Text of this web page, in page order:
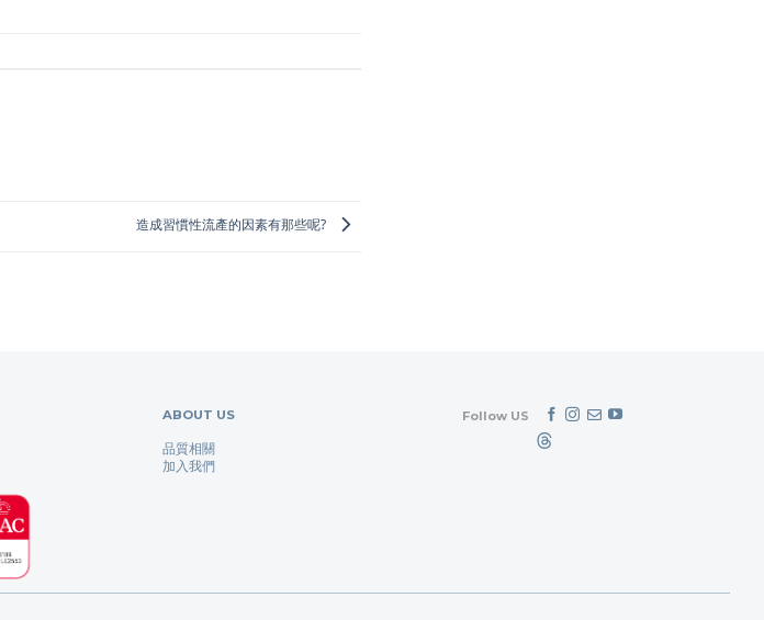
造成習慣性流產的因素有那些呢?
ABOUT US
品質相關
加入我們
Follow US